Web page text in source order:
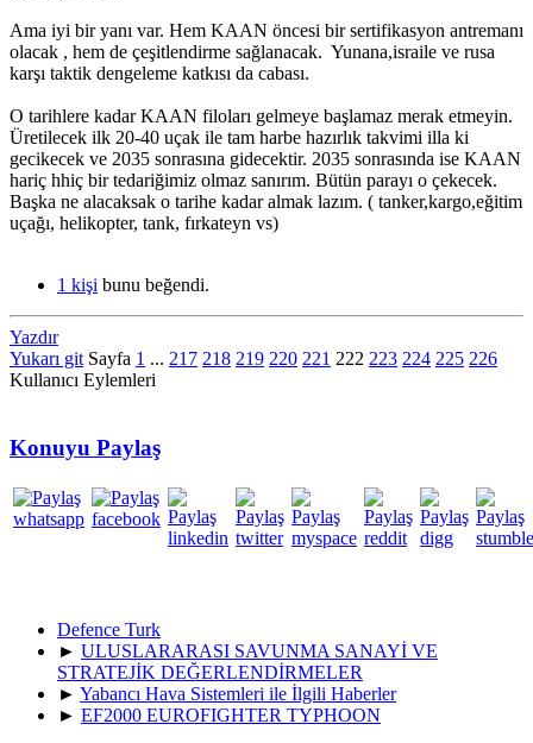
Ama iyi bir yanı var. Hem KAAN öncesi bir sertifikasyon antremanı
olacak , hem de çeşitlendirme sağlanacak. Yunana,israile ve rusa
karşı taktik dengeleme katkısı da cabası.
O tarihlere kadar KAAN filoları gelmeye başlamaz merak etmeyin.
Üretilecek ilk 20-40 uçak ile tam harbe hazırlık takvimi illa ki
gecikecek ve 2035 sonrasına gidecektir. 2035 sonrasında ise KAAN
hariç hhiç bir tedariğimiz olmaz sanırım. Bütün parayı o çekecek.
Başka ne alacaksak o tarihe kadar almak lazım. ( tanker,kargo,eğitim
uçağı, helikopter, tank, fırkateyn vs)
1 kişi bunu beğendi.
Yazdır
Yukarı git Sayfa 1 ... 217 218 219 220 221 222 223 224 225 226
Kullanıcı Eylemleri
Konuyu Paylaş
Defence Turk
► ULUSLARARASI SAVUNMA SANAYİ VE
STRATEJİK DEĞERLENDİRMELER
► Yabancı Hava Sistemleri ile İlgili Haberler
► EF2000 EUROFIGHTER TYPHOON